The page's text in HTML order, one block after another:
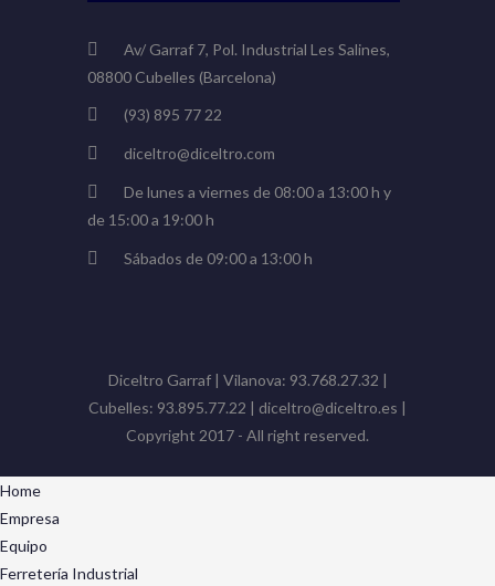
Av/ Garraf 7, Pol. Industrial Les Salines,
08800 Cubelles (Barcelona)
(93) 895 77 22
diceltro@diceltro.com
De lunes a viernes de 08:00 a 13:00 h y
de 15:00 a 19:00 h
Sábados de 09:00 a 13:00 h
Diceltro Garraf | Vilanova: 93.768.27.32 |
Cubelles: 93.895.77.22 | diceltro@diceltro.es |
Copyright 2017 - All right reserved.
Home
Empresa
Equipo
Ferretería Industrial